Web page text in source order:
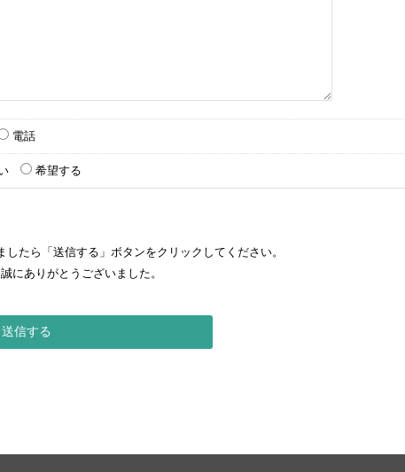
電話
希望する
たら「送信する」ボタンをクリックしてください。
にありがとうございました。